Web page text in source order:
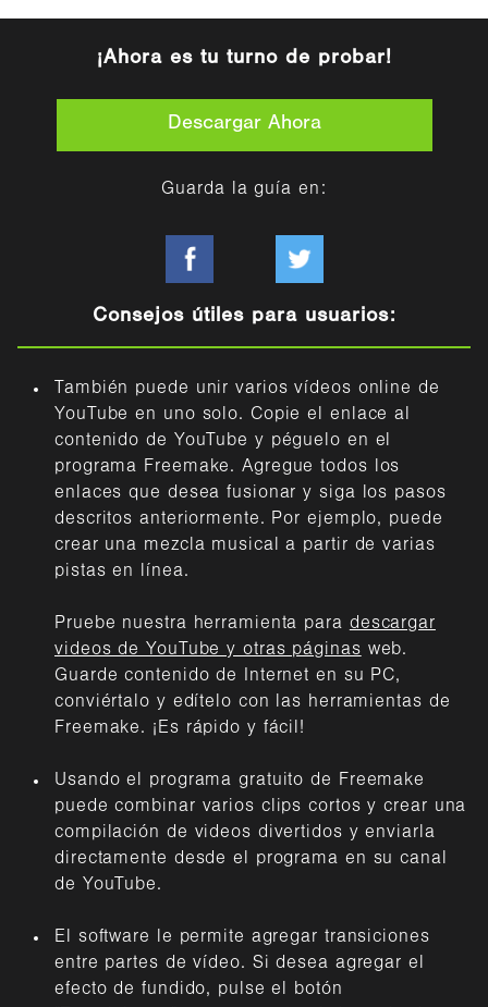
¡Ahora es tu turno de probar!
Descargar Ahora
Guarda la guía en:
Consejos útiles para usuarios:
También puede unir varios vídeos online de
YouTube en uno solo. Copie el enlace al
contenido de YouTube y péguelo en el
programa Freemake. Agregue todos los
enlaces que desea fusionar y siga los pasos
descritos anteriormente. Por ejemplo, puede
crear una mezcla musical a partir de varias
pistas en línea.
Pruebe nuestra herramienta paradescargar
videos de YouTube y otras páginasweb.
Guarde contenido de Internet en su PC,
conviértalo y edítelo con las herramientas de
Freemake. ¡Es rápido y fácil!
Usando el programa gratuito de Freemake
puede combinar varios clips cortos y crear una
compilación de videos divertidos y enviarla
directamente desde el programa en su canal
de YouTube.
El software le permite agregar transiciones
entre partes de vídeo. Si desea agregar el
efecto de fundido, pulse el botón